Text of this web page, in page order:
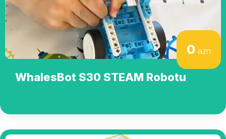
WhalesBot S30 STEAM Robotu
0 azn